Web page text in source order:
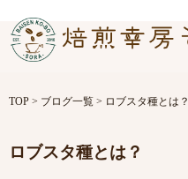
TOP > ブログ一覧 > ロブスタ種とは？
ロブスタ種とは？